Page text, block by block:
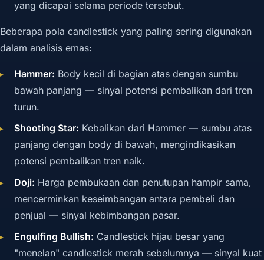
yang dicapai selama periode tersebut.
Beberapa pola candlestick yang paling sering digunakan
dalam analisis emas:
Hammer: Body kecil di bagian atas dengan sumbu
bawah panjang — sinyal potensi pembalikan dari tren
turun.
Shooting Star: Kebalikan dari Hammer — sumbu atas
panjang dengan body di bawah, mengindikasikan
potensi pembalikan tren naik.
Doji: Harga pembukaan dan penutupan hampir sama,
mencerminkan keseimbangan antara pembeli dan
penjual — sinyal kebimbangan pasar.
Engulfing Bullish: Candlestick hijau besar yang
"menelan" candlestick merah sebelumnya — sinyal kuat